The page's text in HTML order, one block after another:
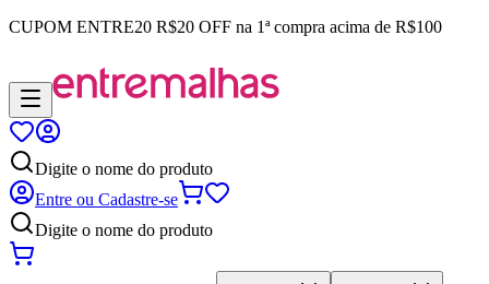
CUPOM ENTRE20 R$20 OFF na 1ª compra acima de R$100
Digite o nome do produto
Entre ou Cadastre-se
Digite o nome do produto